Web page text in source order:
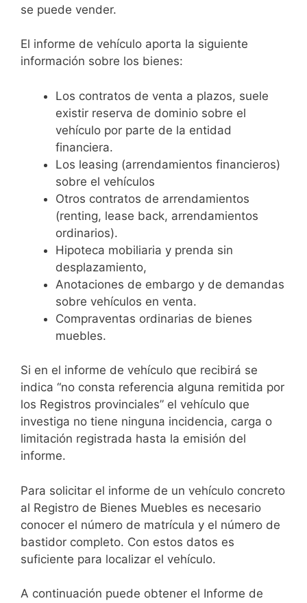
se puede vender.
El informe de vehículo aporta la siguiente
información sobre los bienes:
Los contratos de venta a plazos, suele
existir reserva de dominio sobre el
vehículo por parte de la entidad
financiera.
Los leasing (arrendamientos financieros)
sobre el vehículos
Otros contratos de arrendamientos
(renting, lease back, arrendamientos
ordinarios).
Hipoteca mobiliaria y prenda sin
desplazamiento,
Anotaciones de embargo y de demandas
sobre vehículos en venta.
Compraventas ordinarias de bienes
muebles.
Si en el informe de vehículo que recibirá se
indica “no consta referencia alguna remitida por
los Registros provinciales” el vehículo que
investiga no tiene ninguna incidencia, carga o
limitación registrada hasta la emisión del
informe.
Para solicitar el informe de un vehículo concreto
al Registro de Bienes Muebles es necesario
conocer el número de matrícula y el número de
bastidor completo. Con estos datos es
suficiente para localizar el vehículo.
A continuación puede obtener el Informe de